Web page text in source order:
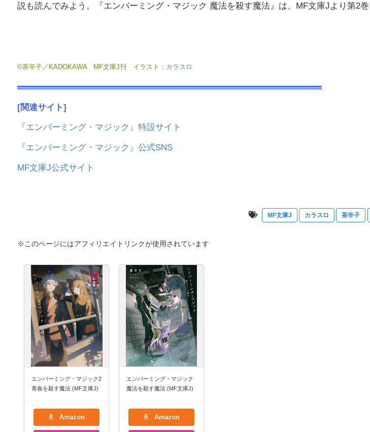
説も読んでみよう。『エンバーミング・マジック 魔法を殺す魔法』は、MF文庫Jより第2巻
©茶辛子／KADOKAWA MF文庫J刊 イラスト： カラスロ
[関連サイト]
『エンバーミング・マジック』特設サイト
『エンバーミング・マジック』公式SNS
MF文庫J公式サイト
MF文庫J カラスロ 茶辛子
※このページにはアフィリエイトリンクが使用されています
エンバーミング・マジック2
青春を殺す魔法 (MF文庫J)
Amazon
エンバーミング・マジック
魔法を殺す魔法 (MF文庫J)
Amazon